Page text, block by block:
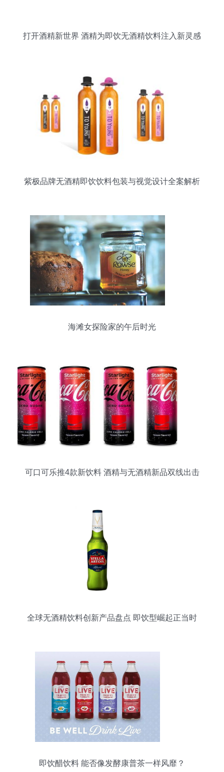
打开酒精新世界 酒精为即饮无酒精饮料注入新灵感
紫极品牌无酒精即饮饮料包装与视觉设计全案解析
海滩女探险家的午后时光
可口可乐推4款新饮料 酒精与无酒精新品双线出击
全球无酒精饮料创新产品盘点 即饮型崛起正当时
即饮醋饮料 能否像发酵康普茶一样风靡？